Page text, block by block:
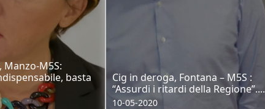
Manzo-M5S:
basta
Cig in deroga, Fontana – M5S :
“Assurdi i ritardi della Regione”....
10-05-2020